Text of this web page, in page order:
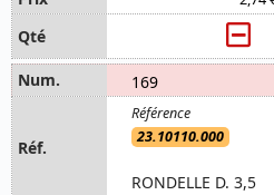
169
23.10110.000
RONDELLE D. 3,5